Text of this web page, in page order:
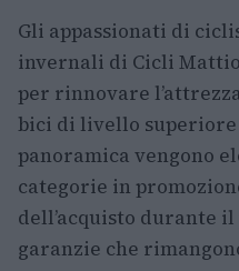
Gli appassionati di
invernali di Cicli
per rinnovare
bici di livello
panoramica vengono
categorie in
dell’acquisto durante
garanzie che